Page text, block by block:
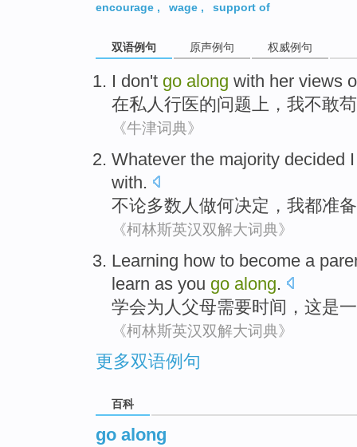
encourage , wage , support of
双语例句 原声例句 权威例句
I don't go along with her views
在私人 行医的问题 上 ， 我不敢
《牛津词典》
Whatever the majority decided I
with.
不论多数 人做何决定 ， 我都准备
《柯林斯英汉双解大词典》
Learning how to become a
learn as you go along.
学会为人父母需要时间 ， 这是一
《柯林斯英汉双解大词典》
更多双语例句
百科
go along